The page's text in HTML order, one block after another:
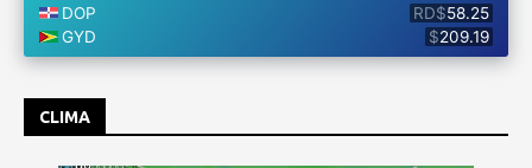
CLIMA